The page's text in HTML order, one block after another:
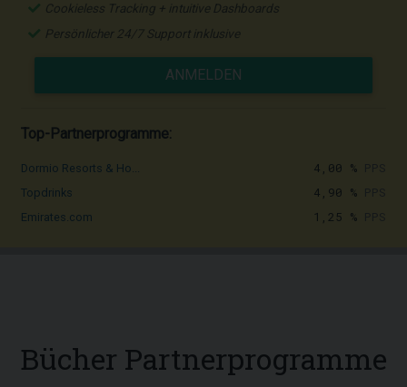
Cookieless Tracking + intuitive Dashboards
Persönlicher 24/7 Support inklusive
ANMELDEN
Top-Partnerprogramme:
Dormio Resorts & Ho... 4,00 %
Topdrinks 4,90 %
Emirates.com 1,25 %
Bücher Partnerprogramme